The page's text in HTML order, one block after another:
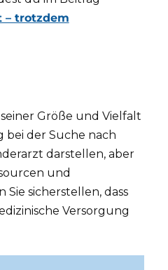
– trotzdem
Größe und Vielfalt
bei der Suche nach
darstellen, aber
und
sicherstellen, dass
Versorgung